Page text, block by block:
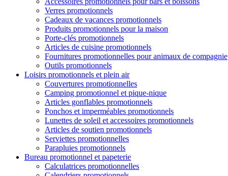
Verres promotionnels
Cadeaux de vacances promotionnels
Produits promotionnels pour la maison
Porte-clés promotionnels
Articles de cuisine promotionnels
Fournitures promotionnelles pour animaux de compagnie
Outils promotionnels
Loisirs promotionnels et plein air
Couvertures promotionnelles
Camping promotionnel et pique-nique
Articles gonflables promotionnels
Ponchos et imperméables promotionnels
Lunettes de soleil et accessoires promotionnels
Articles de soutien promotionnels
Serviettes promotionnelles
Parapluies promotionnels
Bureau promotionnel et papeterie
Calculatrices promotionnelles